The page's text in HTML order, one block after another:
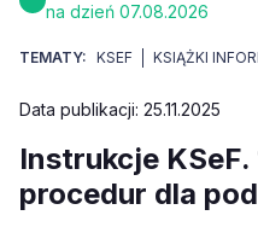
na dzień 07.08.2026
TEMATY: KSEF KSIĄŻKI
Data publikacji: 25.11.2025
Instrukcje
procedur dla